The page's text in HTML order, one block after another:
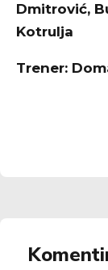
Dmitrović,
Kotrulja
Trener: